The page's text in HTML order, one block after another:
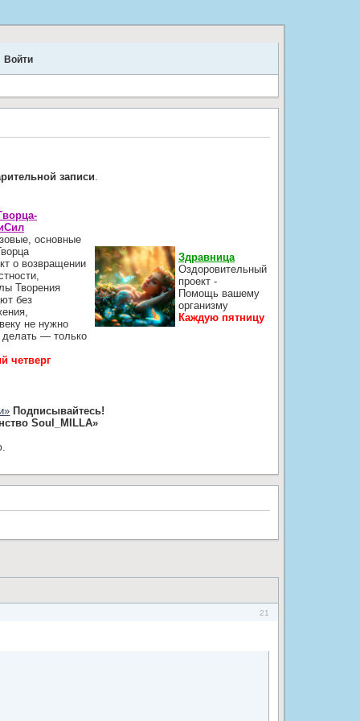
Войти
записи
основные
о возвращении
Творения
без
не нужно
делать — только
четверг
Здравница
Оздоровительный
проект -
Помощь вашему
организму
Каждую пятницу
Подписывайтесь!
Soul_MILLA»
21